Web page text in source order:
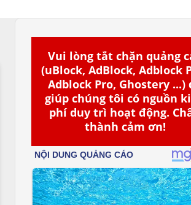
Vui lòng tắt chặn quảng
(uBlock, AdBlock, Adblock
Adblock Pro, Ghostery ...)
giúp chúng tôi có nguồn
phí duy trì hoạt động.
thành cảm ơn!